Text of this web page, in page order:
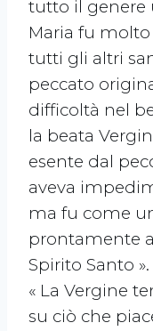
tutto il genere
Maria fu
tutti gli altri
peccato
difficoltà nel
la beata
esente dal
aveva
ma fu come
prontamente
Spirito Santo
« La Vergine
su ciò che